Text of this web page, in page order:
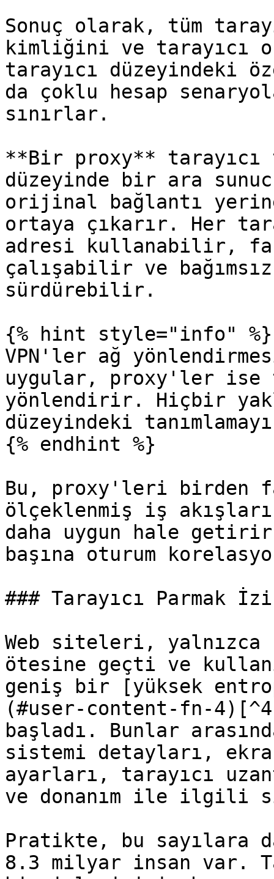
Sonuç olarak, tüm
kimliğini ve tarayıcı
tarayıcı düzeyindeki
da çoklu hesap
sınırlar.
**Bir proxy**
düzeyinde bir ara
orijinal bağlantı
ortaya çıkarır. Her
adresi kullanabilir,
çalışabilir ve bağımsız
sürdürebilir.
{% hint style="info" %}
VPN'ler ağ
uygular, proxy'ler ise
yönlendirir. Hiçbir
düzeyindeki
{% endhint %}
Bu, proxy'leri birden
ölçeklenmiş iş
daha uygun hale
başına oturum
### Tarayıcı Parmak İzi
Web siteleri, yalnızca
ötesine geçti ve
geniş bir [yüksek
(#user-content-fn-
başladı. Bunlar
sistemi detayları,
ayarları, tarayıcı
ve donanım ile ilgili
Pratikte, bu sayılara
8.3 milyar insan var.